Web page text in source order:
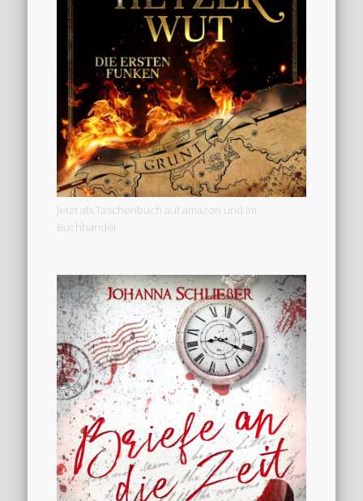
Jetzt als Taschenbuch auf amazon und im
Buchhandel